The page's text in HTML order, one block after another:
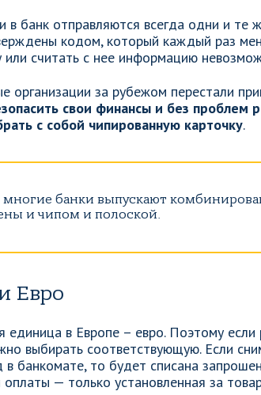
в банк отправляются всегда одни и те
кодом, который каждый раз
или считать с нее информацию
организации за рубежом перестали
свои финансы и без проблем
с собой чипированную карточку.
банки выпускают
и чипом и полоской.
Евро
единица в Европе – евро. Поэтому
выбирать соответствующую. Если
банкомате, то будет списана
оплаты — только установленная за